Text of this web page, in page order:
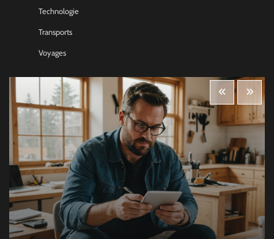
Technologie
Transports
Voyages